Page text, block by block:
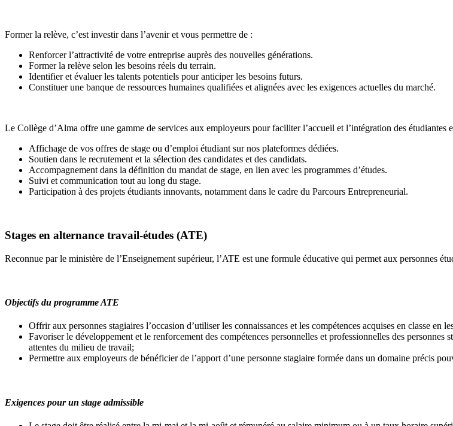
Former la relève, c’est investir dans l’avenir et vous permettre de :
Renforcer l’attractivité de votre entreprise auprès des nouvelles générations.
Former la relève selon les besoins réels du terrain.
Identifier et évaluer les talents potentiels pour anticiper les besoins futurs.
Constituer une banque de ressources humaines qualifiées et alignées avec les exigences actuelles du marché.
Le Collège d’Alma offre une gamme de services aux employeurs pour faciliter l’accueil et l’intégration des étudiantes
Affichage de vos offres de stage ou d’emploi étudiant sur nos plateformes dédiées.
Soutien dans le recrutement et la sélection des candidates et des candidats.
Accompagnement dans la définition du mandat de stage, en lien avec les programmes d’études.
Suivi et communication tout au long du stage.
Participation à des projets étudiants innovants, notamment dans le cadre du Parcours Entrepreneurial.
Stages en alternance travail-études (ATE)
Reconnue par le ministère de l’Enseignement supérieur, l’ATE est une formule éducative qui permet aux personnes
Objectifs du programme ATE
Offrir aux personnes stagiaires l’occasion d’utiliser les connaissances et les compétences acquises en classe en
Favoriser le développement et le renforcement des compétences personnelles et professionnelles des
attentes du milieu de travail;
Permettre aux employeurs de bénéficier de l’apport d’une personne stagiaire formée dans un domaine précis
Exigences pour un stage admissible